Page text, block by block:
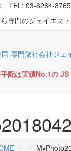
TEL: 03-6264-8765
専門のジェイエス
配は実績No.1の